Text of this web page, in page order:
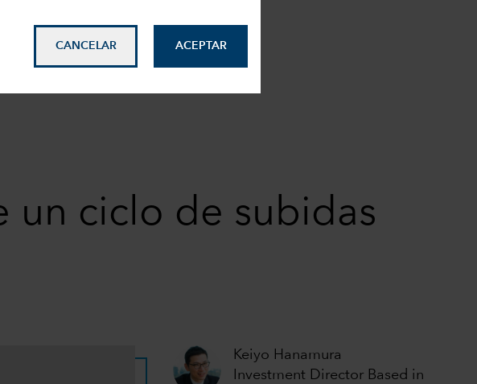
CANCELAR ACEPTAR
un ciclo de subidas
Keiyo Hanamura
Investment Director Based in